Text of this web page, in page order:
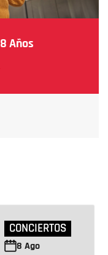
Años
CONCIERTOS
8 Ago